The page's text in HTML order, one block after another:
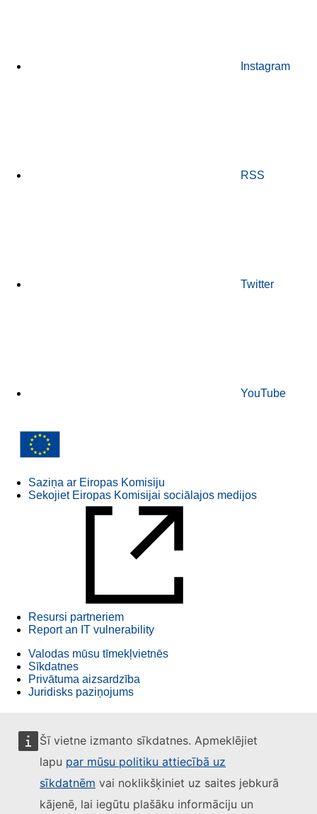
Šī vietne izmanto sīkdatnes. Apmeklējiet
lapu par mūsu politiku attiecībā uz
sīkdatnēm vai noklikšķiniet uz saites jebkurā
kājenē, lai iegūtu plašāku informāciju un
Instagram
RSS
Twitter
YouTube
Saziņa ar Eiropas Komisiju
Sekojiet Eiropas Komisijai sociālajos medijos
Resursi partneriem
Report an IT vulnerability
Valodas mūsu tīmekļvietnēs
Sīkdatnes
Privātuma aizsardzība
Juridisks paziņojums